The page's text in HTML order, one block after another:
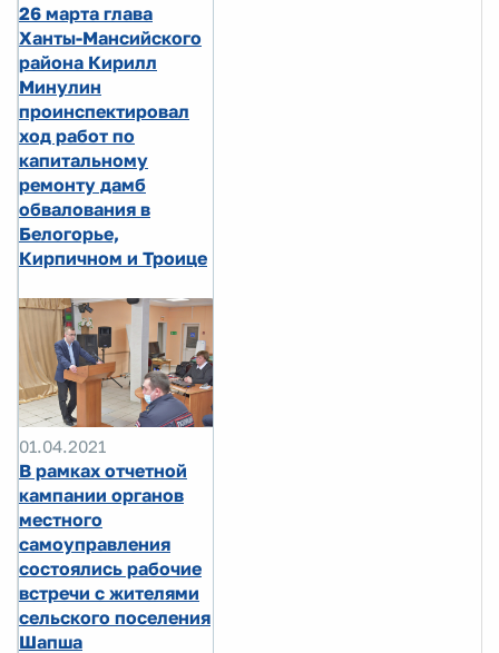
26 марта глава
Ханты-Мансийского
района Кирилл
Минулин
проинспектировал
ход работ по
капитальному
ремонту дамб
обвалования в
Белогорье,
Кирпичном и Троице
01.04.2021
В рамках отчетной
кампании органов
местного
самоуправления
состоялись рабочие
встречи с жителями
сельского поселения
Шапша